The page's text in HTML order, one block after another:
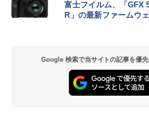
富士フイルム、「GFX
R」の最新ファームウ
Google 検索で当サイトの記事を優